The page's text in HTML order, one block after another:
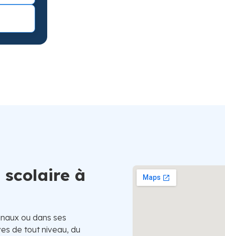
scolaire à
ou dans ses
de tout niveau, du